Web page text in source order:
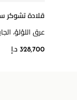
قلادة تشوكر
عرق اللؤلؤ،
328,700 د.إ